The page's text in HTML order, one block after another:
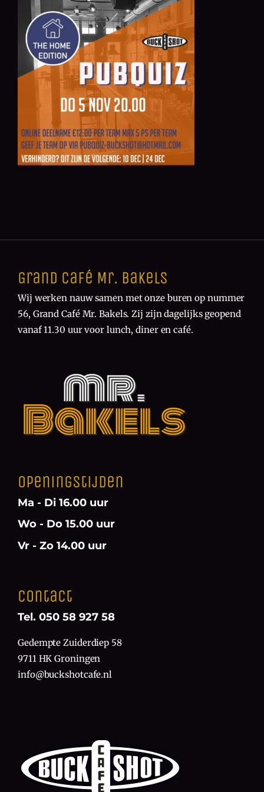
Grand Café Mr. Bakels
Wij werken nauw samen met onze buren op nummer
56, Grand Café Mr. Bakels. Zij zijn dagelijks geopend
vanaf 11.30 uur voor lunch, diner en café.
Openingstijden
Ma - Di 16.00 uur
Wo - Do 15.00 uur
Vr - Zo 14.00 uur
Contact
Tel. 050 58 927 58
Gedempte Zuiderdiep 58
9711 HK Groningen
info@buckshotcafe.nl